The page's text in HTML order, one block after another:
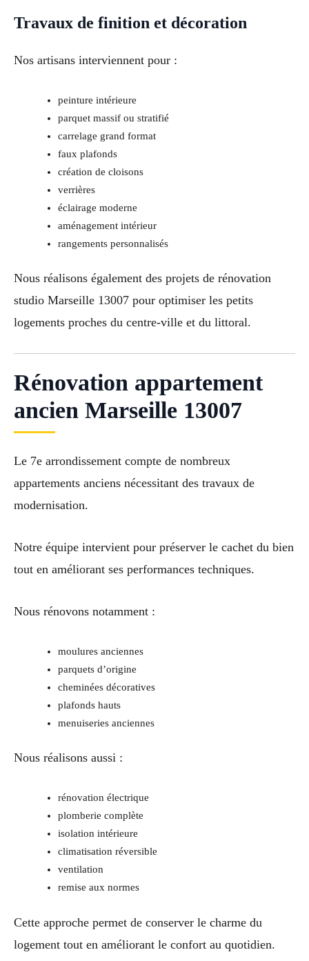
Travaux de finition et décoration
Nos artisans interviennent pour :
peinture intérieure
parquet massif ou stratifié
carrelage grand format
faux plafonds
création de cloisons
verrières
éclairage moderne
aménagement intérieur
rangements personnalisés
Nous réalisons également des projets de rénovation
studio Marseille 13007 pour optimiser les petits
logements proches du centre-ville et du littoral.
Rénovation appartement
ancien Marseille 13007
Le 7e arrondissement compte de nombreux
appartements anciens nécessitant des travaux de
modernisation.
Notre équipe intervient pour préserver le cachet du bien
tout en améliorant ses performances techniques.
Nous rénovons notamment :
moulures anciennes
parquets d’origine
cheminées décoratives
plafonds hauts
menuiseries anciennes
Nous réalisons aussi :
rénovation électrique
plomberie complète
isolation intérieure
climatisation réversible
ventilation
remise aux normes
Cette approche permet de conserver le charme du
logement tout en améliorant le confort au quotidien.